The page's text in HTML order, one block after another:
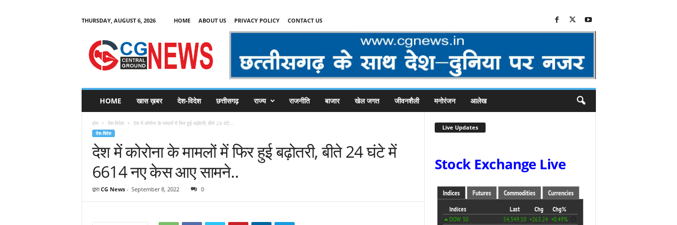
THURSDAY, AUGUST 6, 2026 HOME ABOUT US PRIVACY POLICY CONTACT US
C
HOME खास ख़बर देश-विदेश छत्तीसगढ़ राज्य राजनीति बाजार खेल जगत जीवनशैली मनोरंजन आलेख
होम देश-विदेश देश में कोरोना के मामलों में फिर हुई बढ़ोतरी, बीते 24 घंटे...
देश-विदेश
देश में कोरोना के मामलों में फिर हुई बढ़ोतरी, बीते 24 घंटे में
6614 नए केस आए सामने..
द्वारा CG News- September 8, 2022 0
Live Updates
Stock Exchange Live